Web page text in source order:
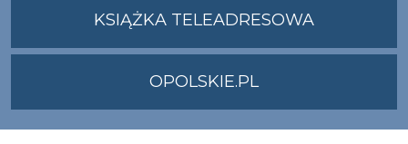
KSIĄŻKA TELEADRESOWA
OPOLSKIE.PL